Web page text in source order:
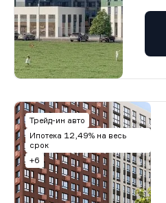
Трейд-ин авто
Ипотека 12,49% на весь
срок
+6